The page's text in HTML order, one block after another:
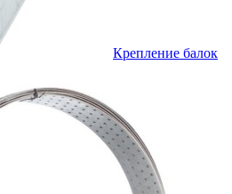
Крепление балок